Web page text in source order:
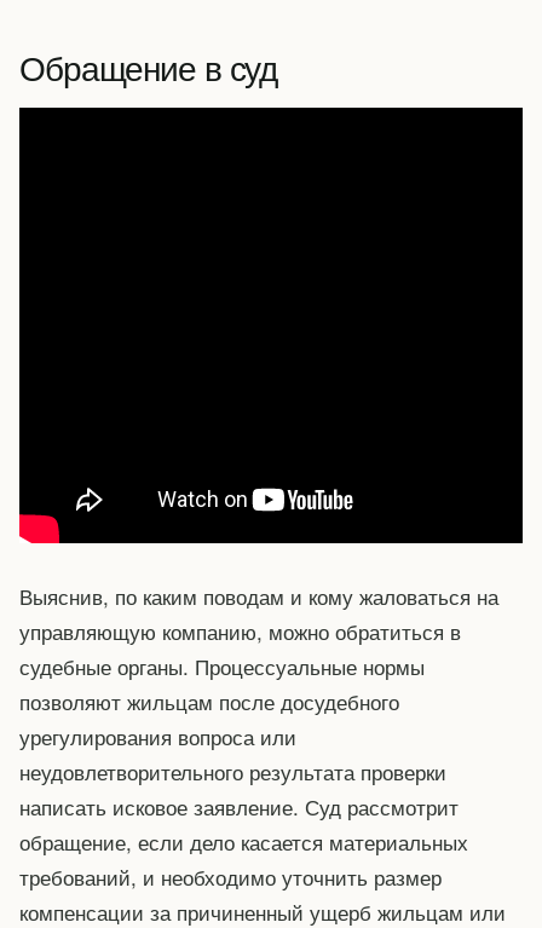
Обращение в суд
Выяснив, по каким поводам и кому жаловаться на
управляющую компанию, можно обратиться в
судебные органы. Процессуальные нормы
позволяют жильцам после досудебного
урегулирования вопроса или
неудовлетворительного результата проверки
написать исковое заявление. Суд рассмотрит
обращение, если дело касается материальных
требований, и необходимо уточнить размер
компенсации за причиненный ущерб жильцам или